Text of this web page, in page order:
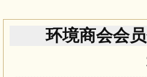
环境商会会